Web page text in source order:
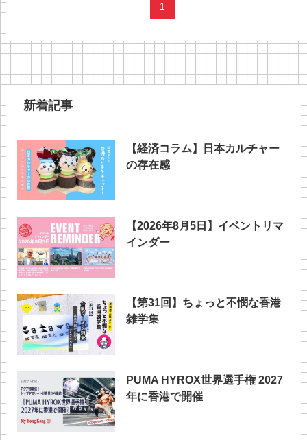
1
新着記事
【経済コラム】日本カルチャー
の存在感
【2026年8月5日】イベントリマ
インダー
【第31回】ちょっと不憫な香港
雑学集
PUMA HYROX世界選手権 2027
年に香港で開催